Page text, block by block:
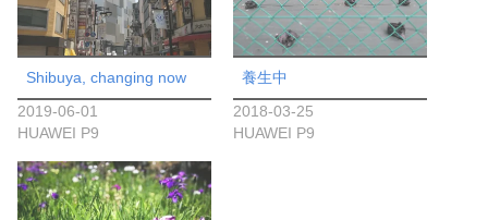
Shibuya, changing now
2019-06-01
HUAWEI P9
養生中
2018-03-25
HUAWEI P9